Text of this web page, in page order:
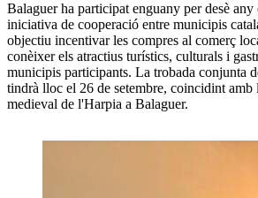
Balaguer ha participat enguany per desè any
iniciativa de cooperació entre municipis
objectiu incentivar les compres al comerç
conèixer els atractius turístics, culturals i
municipis participants. La trobada conjunta
tindrà lloc el 26 de setembre, coincidint amb
medieval de l'Harpia a Balaguer.